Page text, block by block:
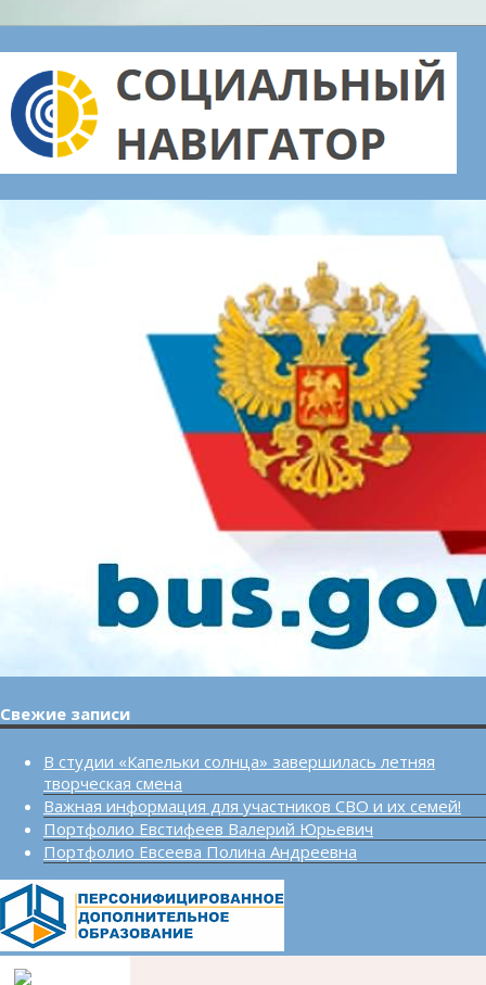
Свежие записи
В студии «Капельки солнца» завершилась летняя
творческая смена
Важная информация для участников СВО и их семей!
Портфолио Евстифеев Валерий Юрьевич
Портфолио Евсеева Полина Андреевна